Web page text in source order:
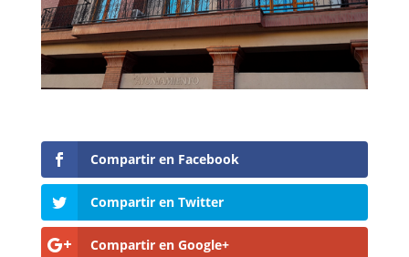
Compartir en Facebook
Compartir en Twitter
Compartir en Google+